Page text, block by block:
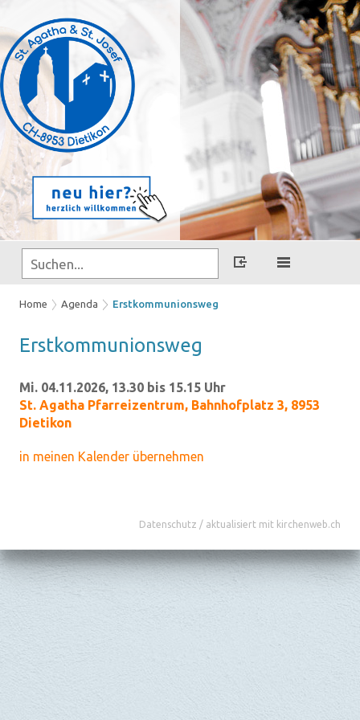
Home Agenda Erstkommunionsweg
Erst­kom­mu­ni­ons­weg
Mi. 04.11.2026, 13.30 bis 15.15 Uhr
St. Agatha Pfarreizentrum, Bahnhofplatz 3, 8953
Dietikon
in meinen Kalender übernehmen
Datenschutz / aktualisiert mit kirchenweb.ch